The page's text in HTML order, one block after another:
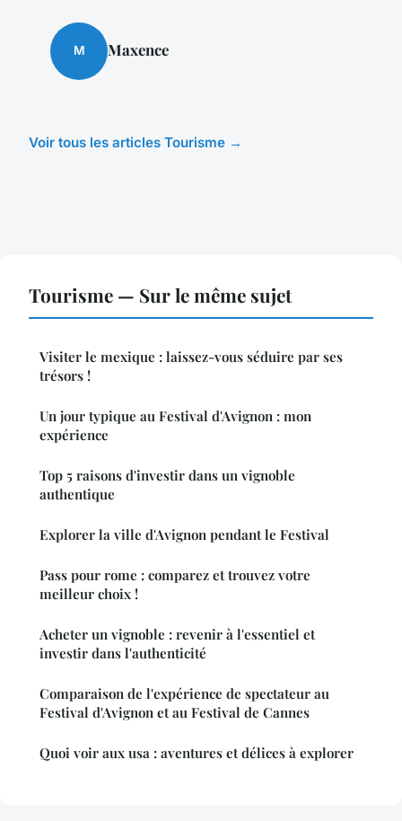
M Maxence
Voir tous les articles Tourisme →
Tourisme — Sur le même sujet
Visiter le mexique : laissez-vous séduire par ses
trésors !
Un jour typique au Festival d'Avignon : mon
expérience
Top 5 raisons d'investir dans un vignoble
authentique
Explorer la ville d'Avignon pendant le Festival
Pass pour rome : comparez et trouvez votre
meilleur choix !
Acheter un vignoble : revenir à l'essentiel et
investir dans l'authenticité
Comparaison de l'expérience de spectateur au
Festival d'Avignon et au Festival de Cannes
Quoi voir aux usa : aventures et délices à explorer